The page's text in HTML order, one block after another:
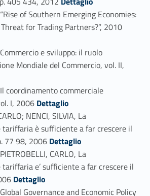
of Southern Emerging Economies:
for Trading Partners?”, 2010
e sviluppo: il ruolo
Mondiale del Commercio, vol. II,
Il coordinamento commerciale
I, 2006 Link identifier #identifier_person_96483-64
Dettaglio
NENCI, SILVIA, La
tariffaria è sufficiente a far crescere il
77 98, 2006 Link identifier #identifier_person_72722-65
Dettaglio
CARLO, La
e’ sufficiente a far crescere il
Link identifier #identifier_person_59760-66
Dettaglio
Governance and Economic Policy